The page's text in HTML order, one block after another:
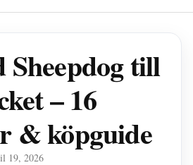
Sheepdog till
– 16
& köpguide
19, 2026